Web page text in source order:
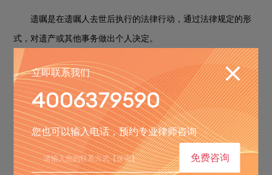
遗嘱是在遗嘱人去世后执行的法律行动，通过法律规定的形
式，对遗产或其他事务做出个人决定。
然而，只有非公证遗嘱才能被更改，而公证遗嘱则必须经过
公证程序进行更改。
自更改公证遗嘱内容的行为就是无效的，而且公证过的遗嘱
不能再进行变更了哦！遗嘱人在设立遗嘱之后作出与其内容相背
离的行为，我们将这解读为他们撤销了相关遗嘱内容。
若存在多份遗嘱，且内容相互矛盾的情况下，将以最后的遗
立即联系我们
4006379590
您也可以输入电话，预约专业律师咨询
免费咨询